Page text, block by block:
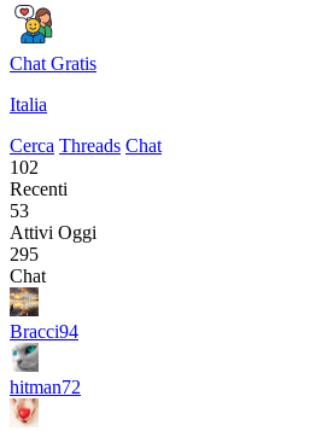
Chat Gratis
Italia
Cerca Threads Chat
102
Recenti
53
Attivi Oggi
295
Chat
Bracci94
hitman72